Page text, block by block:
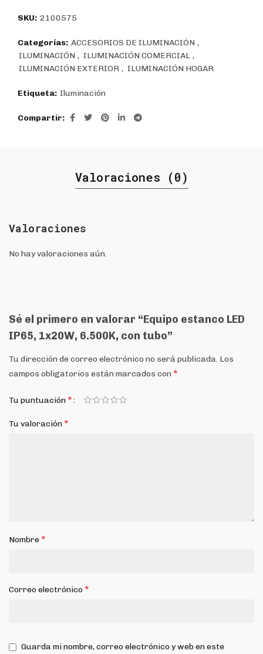
SKU: 2100575
Categorías: ACCESORIOS DE ILUMINACIÓN ,
ILUMINACIÓN , ILUMINACIÓN COMERCIAL ,
ILUMINACIÓN EXTERIOR , ILUMINACIÓN HOGAR
Etiqueta: Iluminación
Compartir
Valoraciones (0)
Valoraciones
No hay valoraciones aún.
Sé el primero en valorar “Equipo estanco LED
IP65, 1x20W, 6.500K, con tubo”
Tu dirección de correo electrónico no será publicada. Los
campos obligatorios están marcados con *
Tu puntuación*
Tu valoración*
Nombre*
Correo electrónico*
Guarda mi nombre, correo electrónico y web en este